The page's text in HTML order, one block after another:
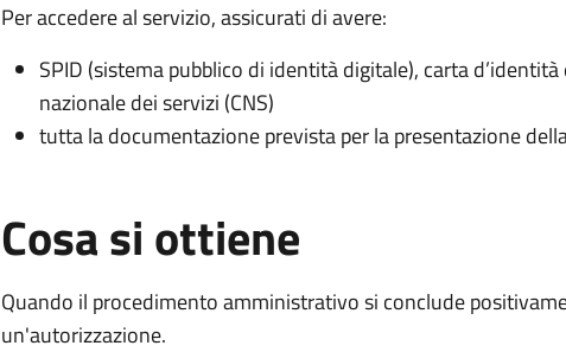
Per accedere al servizio, assicurati di avere:
SPID (sistema pubblico di identità digitale), carta
nazionale dei servizi (CNS)
tutta la documentazione prevista per la presentazione
Cosa si ottiene
Quando il procedimento amministrativo si conclude
un'autorizzazione.